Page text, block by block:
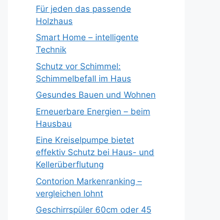
Für jeden das passende
Holzhaus
Smart Home – intelligente
Technik
Schutz vor Schimmel:
Schimmelbefall im Haus
Gesundes Bauen und Wohnen
Erneuerbare Energien – beim
Hausbau
Eine Kreiselpumpe bietet
effektiv Schutz bei Haus- und
Kellerüberflutung
Contorion Markenranking –
vergleichen lohnt
Geschirrspüler 60cm oder 45